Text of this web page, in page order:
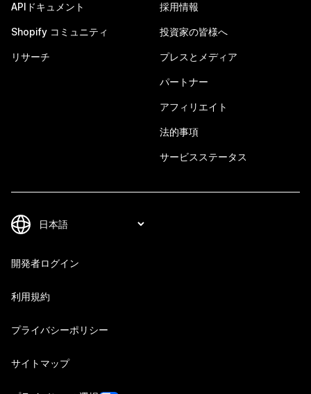
APIドキュメント
Shopify コミュニティ
リサーチ
採用情報
投資家の皆様へ
プレスとメディア
パートナー
アフィリエイト
法的事項
サービスステータス
開発者ログイン
利用規約
プライバシーポリシー
サイトマップ